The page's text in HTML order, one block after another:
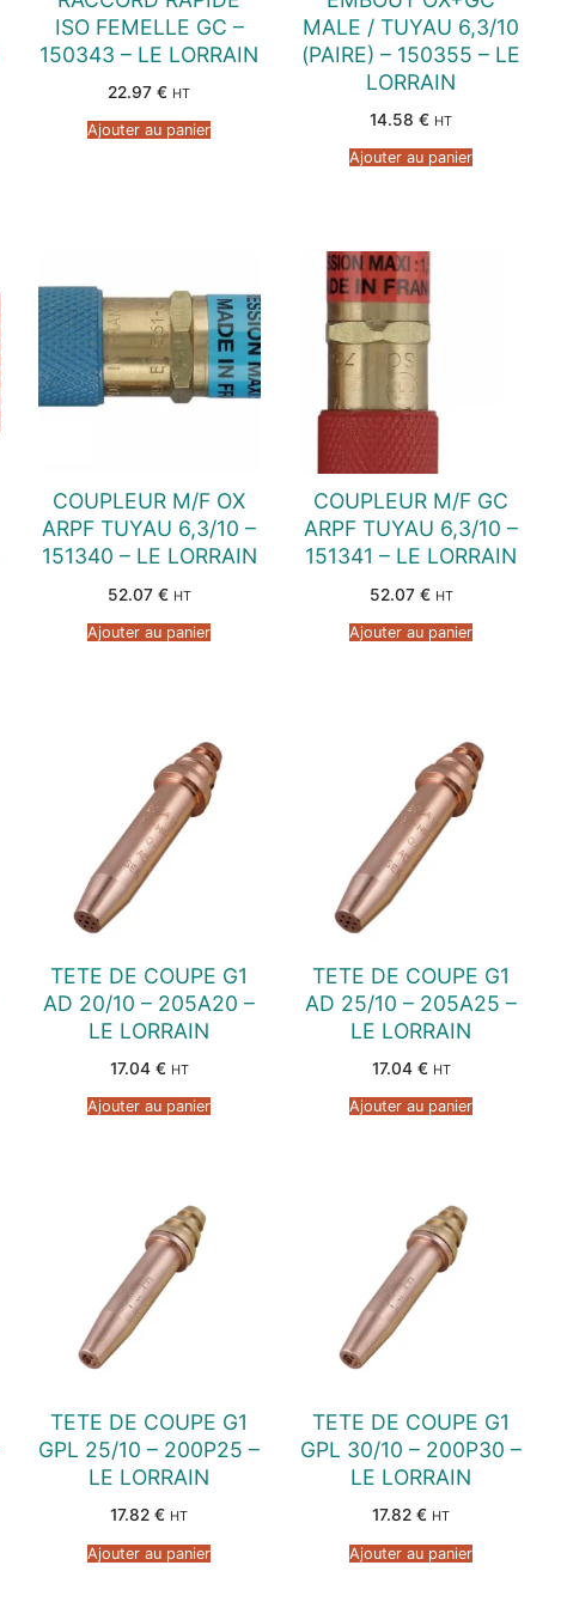
ISO FEMELLE GC –
150343 – LE LORRAIN
22.97€ HT
Ajouter au panier
MALE / TUYAU 6,3/10
(PAIRE) – 150355 – LE
LORRAIN
14.58€ HT
Ajouter au panier
COUPLEUR M/F OX
ARPF TUYAU 6,3/10 –
151340 – LE LORRAIN
52.07 € HT
Ajouter au panier
COUPLEUR M/F GC
ARPF TUYAU 6,3/10 –
151341 – LE LORRAIN
52.07 € HT
Ajouter au panier
TETE DE COUPE G1
AD 20/10 – 205A20 –
LE LORRAIN
17.04 € HT
Ajouter au panier
TETE DE COUPE G1
AD 25/10 – 205A25 –
LE LORRAIN
17.04 € HT
Ajouter au panier
TETE DE COUPE G1
GPL 25/10 – 200P25 –
LE LORRAIN
17.82€ HT
Ajouter au panier
TETE DE COUPE G1
GPL 30/10 – 200P30 –
LE LORRAIN
17.82€ HT
Ajouter au panier